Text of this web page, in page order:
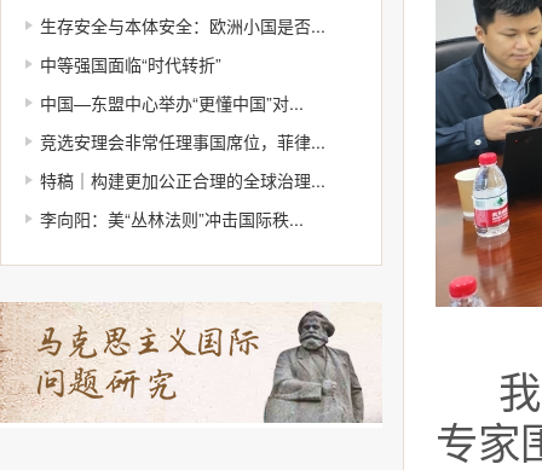
生存安全与本体安全：欧洲小国是否...
中等强国面临“时代转折”
中国—东盟中心举办“更懂中国”对...
竞选安理会非常任理事国席位，菲律...
特稿｜构建更加公正合理的全球治理...
李向阳：美“丛林法则”冲击国际秩...
专家